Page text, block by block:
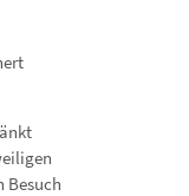
Besuch